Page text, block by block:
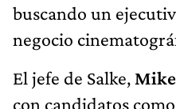
buscando un
negocio
El jefe de Salke,
con candidatos